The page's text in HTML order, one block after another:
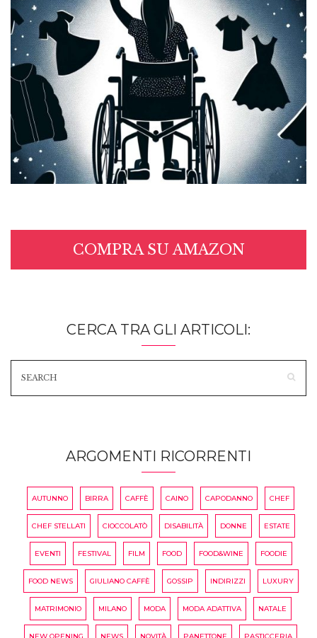
COMPRA SU AMAZON
CERCA TRA GLI ARTICOLI:
ARGOMENTI RICORRENTI
AUTUNNO BIRRA CAFFÈ CAINO CAPODANNO CHEF
CHEF STELLATI CIOCCOLATÒ DISABILITÀ DONNE ESTATE
EVENTI FESTIVAL FILM FOOD FOOD&WINE FOODIE
FOOD NEWS GIULIANO CAFFÈ GOSSIP INDIRIZZI LUXURY
MATRIMONIO MILANO MODA MODA ADATTIVA NATALE
NEW OPENING NEWS NOVITÀ PANETTONE PASTICCERIA